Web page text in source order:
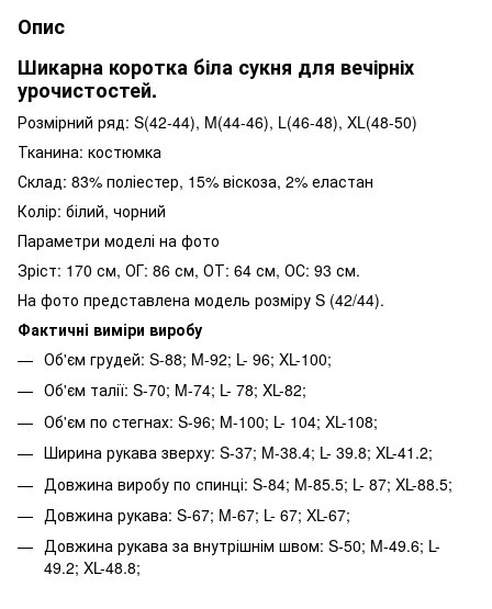
Опис
Шикарна коротка біла сукня для вечірніх
урочистостей.
Розмірний ряд: S(42-44), M(44-46), L(46-48), XL(48-50)
Тканина: костюмка
Склад: 83% поліестер, 15% віскоза, 2% еластан
Колір: білий, чорний
Параметри моделі на фото
Зріст: 170 см, ОГ: 86 см, ОТ: 64 см, ОС: 93 см.
На фото представлена модель розміру S (42/44).
Фактичні виміри виробу
Об'єм грудей: S-88; M-92; L- 96; XL-100;
Об'єм талії: S-70; M-74; L- 78; XL-82;
Об'єм по стегнах: S-96; M-100; L- 104; XL-108;
Ширина рукава зверху: S-37; M-38.4; L- 39.8; XL-41.2;
Довжина виробу по спинці: S-84; M-85.5; L- 87; XL-88.5;
Довжина рукава: S-67; M-67; L- 67; XL-67;
Довжина рукава за внутрішнім швом: S-50; M-49.6; L-
49.2; XL-48.8;